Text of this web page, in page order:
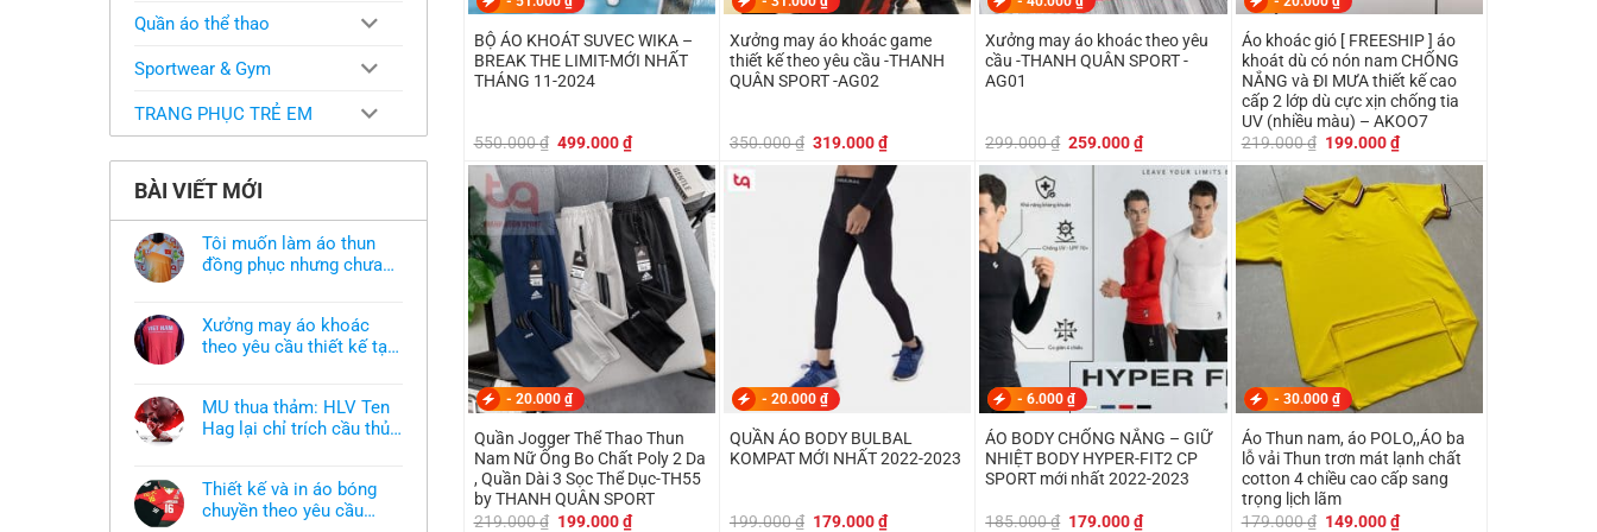
Quần áo thể thao
Sportwear & Gym
TRANG PHỤC TRẺ EM
BÀI VIẾT MỚI
Tôi muốn làm áo thun
đồng phục nhưng chưa
bình
luận
ở
áo
thun
đồng
có
mẫu
thì
Xưởng may áo khoác
theo yêu cầu thiết kế tại
bình
luận
ở
Xưởng
khoác
theo
yêu
MU thua thảm: HLV Ten
Hag lại chỉ trích cầu thủ,
bình
luận
ở
Thiết kế và in áo bóng
chuyền theo yêu cầu
BỘ ÁO KHOÁT SUVEC WIKA –
BREAK THE LIMIT-MỚI NHẤT
THÁNG 11-2024
550.000₫ Giá
là:
550.000 ₫.
499.000₫Giá
hiện
là:
499.000 ₫.
Xưởng may áo khoác game
thiết kế theo yêu cầu -THANH
QUÂN SPORT -AG02
350.000₫ Giá
350.000 ₫.
319.000₫Giá
hiện
tại
là:
319.000 ₫.
Xưởng may áo khoác theo yêu
cầu -THANH QUÂN SPORT -
AG01
299.000₫ Giá
299.000 ₫.
259.000₫Giá
hiện
tại
là:
259.000 ₫.
Áo khoác gió [ FREESHIP ] áo
khoát dù có nón nam CHỐNG
NẮNG và ĐI MƯA thiết kế cao
cấp 2 lớp dù cực xịn chống tia
UV (nhiều màu) – AKOO7
219.000₫ Giá
219.000 ₫.
199.000₫Giá
hiện
là:
199.000 ₫.
- 20.000 ₫
Quần Jogger Thể Thao Thun
Nam Nữ Ống Bo Chất Poly 2 Da
, Quần Dài 3 Sọc Thể Dục-TH55
by THANH QUÂN SPORT
219.000₫ Giá
199.000₫Giá
- 20.000 ₫
QUẦN ÁO BODY BULBAL
KOMPAT MỚI NHẤT 2022-2023
199.000₫ Giá
179.000₫Giá
-6.000₫
ÁO BODY CHỐNG NẮNG – GIỮ
NHIỆT BODY HYPER-FIT2 CP
SPORT mới nhất 2022-2023
185.000₫ Giá
179.000₫Giá
- 30.000 ₫
Áo Thun nam, áo POLO,,ÁO ba
lỗ vải Thun trơn mát lạnh chất
cotton 4 chiều cao cấp sang
trọng lịch lãm
179.000₫ Giá
149.000₫Giá